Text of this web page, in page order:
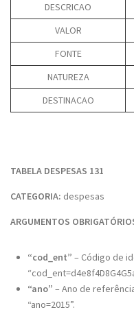
DESCRICAO
VALOR
FONTE
NATUREZA
DESTINACAO
TABELA DESPESAS 131
CATEGORIA: despesas
ARGUMENTOS
“cod_ent” – Código de
“ano” – Ano de
“ano=2015”.